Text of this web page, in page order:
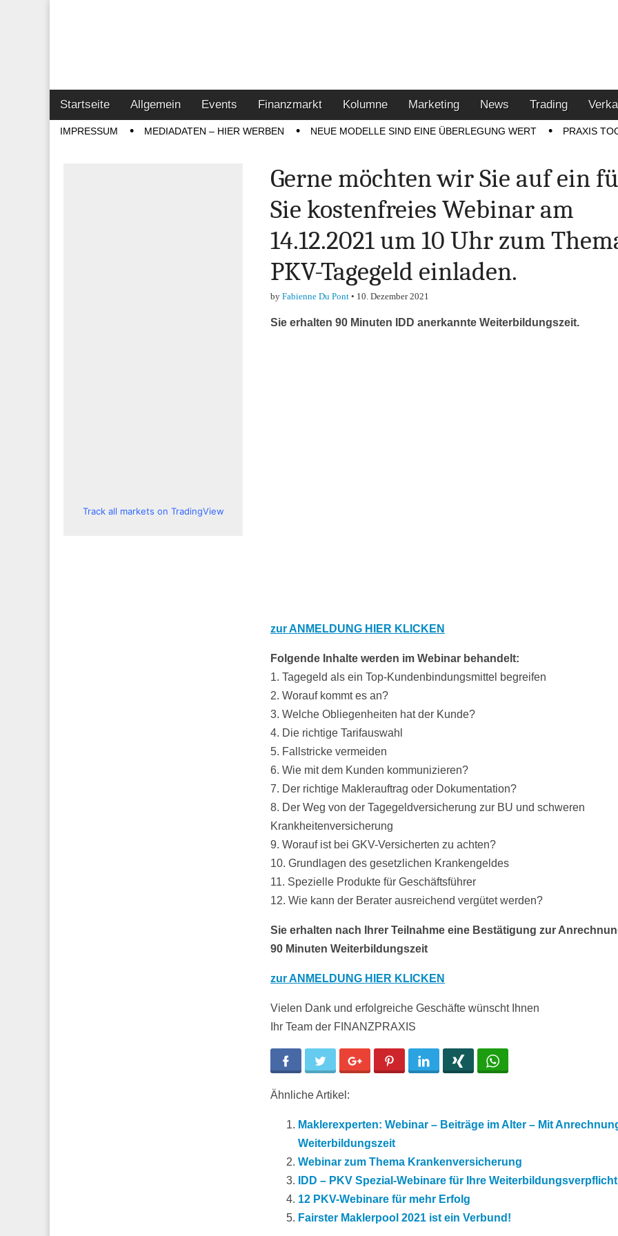
Main
menu
Skip
to
content
Startseite Allgemein Events Finanzmarkt Kolumne Marketing News Trading
SubIMPRESSUM MEDIADATEN – HIER WERBEN NEUE MODELLE SIND EINE ÜBERLEGUNG WERT PRAXIS
Gerne möchten wir Sie auf ein
Sie kostenfreies Webinar am
14.12.2021 um 10 Uhr zum
PKV-Tagegeld einladen.
by Fabienne Du Pont • 10. Dezember 2021
Sie erhalten 90 Minuten IDD anerkannte Weiterbildungszeit.
zur ANMELDUNG HIER KLICKEN
Folgende Inhalte werden im Webinar behandelt:
1. Tagegeld als ein Top-Kundenbindungsmittel begreifen
2. Worauf kommt es an?
3. Welche Obliegenheiten hat der Kunde?
4. Die richtige Tarifauswahl
5. Fallstricke vermeiden
6. Wie mit dem Kunden kommunizieren?
7. Der richtige Maklerauftrag oder Dokumentation?
8. Der Weg von der Tagegeldversicherung zur BU und schweren
Krankheitenversicherung
9. Worauf ist bei GKV-Versicherten zu achten?
10. Grundlagen des gesetzlichen Krankengeldes
11. Spezielle Produkte für Geschäftsführer
12. Wie kann der Berater ausreichend vergütet werden?
Sie erhalten nach Ihrer Teilnahme eine Bestätigung zur
90 Minuten Weiterbildungszeit
zur ANMELDUNG HIER KLICKEN
Vielen Dank und erfolgreiche Geschäfte wünscht Ihnen
Ihr Team der FINANZPRAXIS
Facebook Twitter Google+ Pinterest LinkedIn
Ähnliche Artikel:
Maklerexperten: Webinar – Beiträge im Alter – Mit
Weiterbildungszeit
Webinar zum Thema Krankenversicherung
IDD – PKV Spezial-Webinare für Ihre
12 PKV-Webinare für mehr Erfolg
Fairster Maklerpool 2021 ist ein Verbund!
Track all markets on TradingView